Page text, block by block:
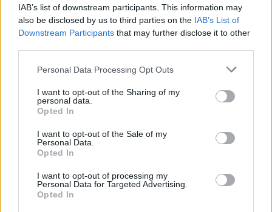
IAB’s list of downstream participants. This information may
also be disclosed by us to third parties on the IAB’s List of
Downstream Participants that may further disclose it to other
Please note that this website/app uses one or more Google
not limited to your visit or usage behaviour. You may click to
grant or deny consent to Google and its third-party tags to
use your data for below specified purposes in below Google
consent section.
Personal Data Processing Opt Outs
I want to opt-out of the Sharing of my
personal data.
Opted In
I want to opt-out of the Sale of my
Personal Data.
Opted In
I want to opt-out of processing my
Personal Data for Targeted Advertising.
Opted In
Często sprawdzane
Otrzymała SMS, ale wysłałaSMS-a
Poprawne zastosowanie
trafić w sedno— O pochodzeniu zwrotu
Aleman— Etymologia nazwyAlemanowie